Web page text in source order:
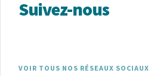
Suivez-nous
VOIR TOUS NOS RÉSEAUX SOCIAUX